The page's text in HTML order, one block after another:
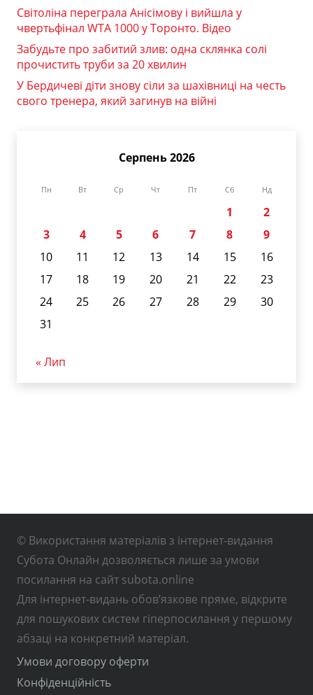
Світоліна переграла Анісімову і вийшла у
чвертьфінал WTA 1000 у Торонто. Відео
Забудьте про забитий злив: одна склянка солі
прочистить труби за 20 хвилин
У Бердичеві діти знову сіли за шахівниці на честь
свого тренера, який загинув на війні
Серпень 2026
Пн Вт Ср Чт Пт Сб Нд
1
2
3
4 5 6 7 8
9
10
11 12 13 14 15
16
17
18 19 20 21 22
23
24
25 26 27 28 29
30
31
« Лип
© Використання матеріалів з інтернет-видання
Субота Онлайн дозволяється лише за умови
посилання на сайт subota.online
Для інтернет-видань обов’язкове пряме, відкрите
для пошукових систем гіперпосилання у першому
абзаці на конкретний матеріал.
Умови договору оферти
Конфіденційність